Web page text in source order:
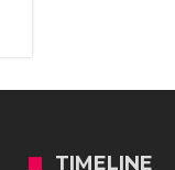
TIMELINE